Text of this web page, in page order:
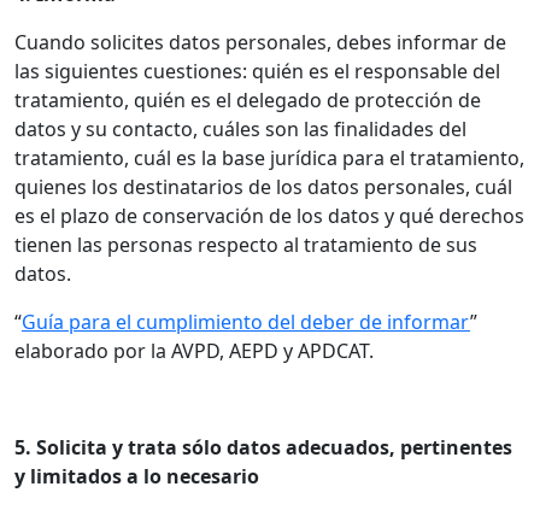
Cuando solicites datos personales, debes informar de
las siguientes cuestiones: quién es el responsable del
tratamiento, quién es el delegado de protección de
datos y su contacto, cuáles son las finalidades del
tratamiento, cuál es la base jurídica para el tratamiento,
quienes los destinatarios de los datos personales, cuál
es el plazo de conservación de los datos y qué derechos
tienen las personas respecto al tratamiento de sus
datos.
“Guía para el cumplimiento del deber de informar”
elaborado por la AVPD, AEPD y APDCAT.
5. Solicita y trata sólo datos adecuados, pertinentes
y limitados a lo necesario